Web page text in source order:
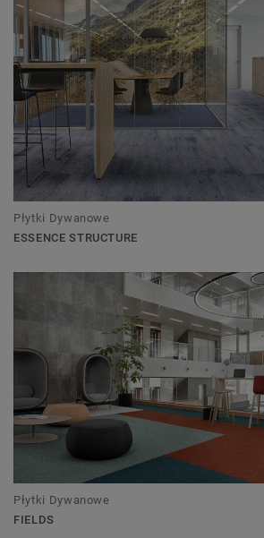
Płytki Dywanowe
ESSENCE STRUCTURE
Płytki Dywanowe
FIELDS